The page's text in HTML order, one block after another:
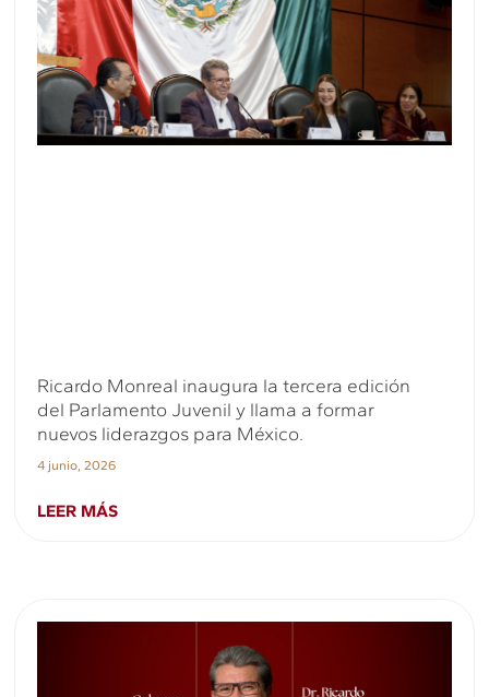
Ricardo Monreal inaugura la tercera edición
del Parlamento Juvenil y llama a formar
nuevos liderazgos para México.
4 junio, 2026
LEER MÁS